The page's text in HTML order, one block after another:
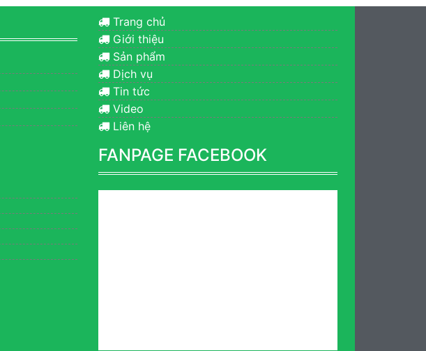
Trang chủ
Giới thiệu
Sản phẩm
Dịch vụ
Tin tức
Video
Liên hệ
FANPAGE FACEBOOK